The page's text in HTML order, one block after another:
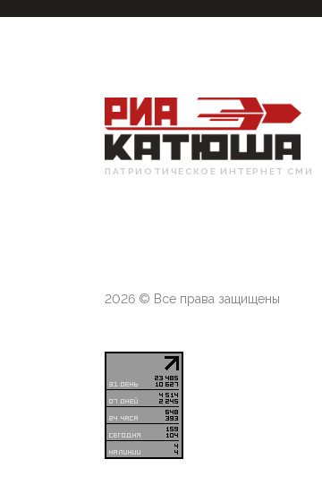
ПАТРИОТИЧЕСКОЕ ИНТЕРНЕТ СМИ
2026 © Все права защищены